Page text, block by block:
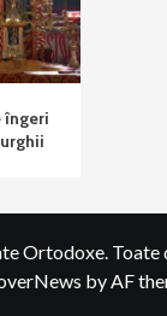
îngeri
Ortodoxe. Toate
by AF